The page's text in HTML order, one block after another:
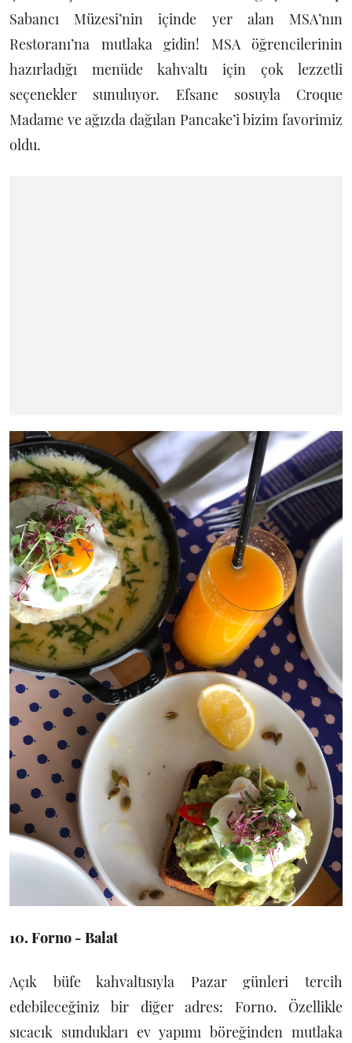
Sabancı Müzesi’nin içinde yer alan MSA’nın
Restoranı’na mutlaka gidin! MSA öğrencilerinin
hazırladığı menüde kahvaltı için çok lezzetli
seçenekler sunuluyor. Efsane sosuyla Croque
Madame ve ağızda dağılan Pancake’i bizim favorimiz
oldu.
10. Forno - Balat
Açık büfe kahvaltısıyla Pazar günleri tercih
edebileceğiniz bir diğer adres: Forno. Özellikle
sıcacık sundukları ev yapımı böreğinden mutlaka